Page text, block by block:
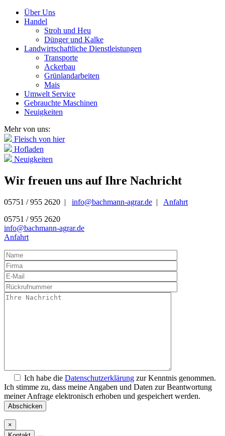
Über Uns
Handel
Stroh und Heu
Dünger und Kalke
Landwirtschaftliche Dienstleistungen
Transporte
Ackerbau
Grünlandarbeiten
Mais
Umwelt Service
Gebrauchte Maschinen
Neuigkeiten
Mehr von uns:
Fleisch von hier
Hofladen
Neuigkeiten
Wir freuen uns auf Ihre Nachricht
05751 / 955 2620 | info@bachmann-agrar.de | Anfahrt
05751 / 955 2620
info@bachmann-agrar.de
Anfahrt
Ich habe die Datenschutzerklärung zur Kenntnis genommen.
Ich stimme zu, dass meine Angaben und Daten zur Beantwortung
meiner Anfrage elektronisch erhoben und gespeichert werden.
×